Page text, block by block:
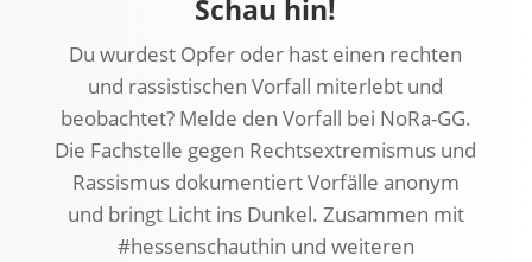
Schau hin!
Du wurdest Opfer oder hast einen rechten
und rassistischen Vorfall miterlebt und
beobachtet? Melde den Vorfall bei NoRa-GG.
Die Fachstelle gegen Rechtsextremismus und
Rassismus dokumentiert Vorfälle anonym
und bringt Licht ins Dunkel. Zusammen mit
#hessenschauthin und weiteren